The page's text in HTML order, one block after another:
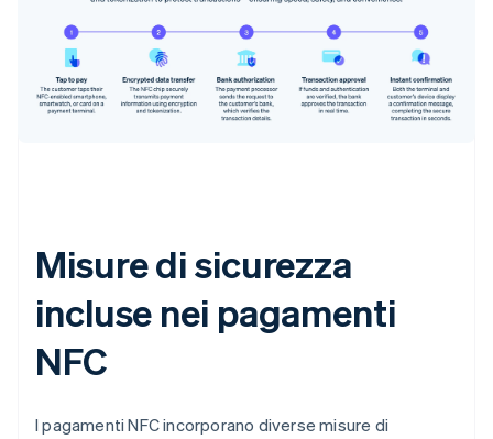
Misure di sicurezza
incluse nei pagamenti
NFC
I pagamenti NFC incorporano diverse misure di